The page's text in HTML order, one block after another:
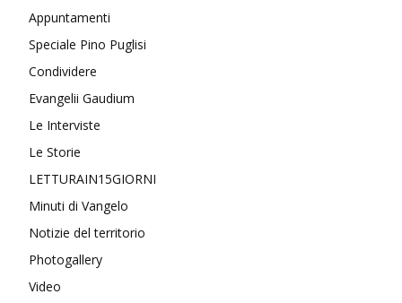
Appuntamenti
Speciale Pino Puglisi
Condividere
Evangelii Gaudium
Le Interviste
Le Storie
LETTURAIN15GIORNI
Minuti di Vangelo
Notizie del territorio
Photogallery
Video